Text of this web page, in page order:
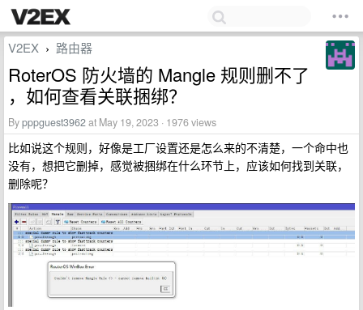
V2EX › 路由器
RoterOS 防火墙的 Mangle 规则删不了
，如何查看关联捆绑？
Bypppguest3962at May 19, 2023 · 1976 views
比如说这个规则，好像是工厂设置还是怎么来的不清楚，一个命中也
没有，想把它删掉，感觉被捆绑在什么环节上，应该如何找到关联，
删除呢？